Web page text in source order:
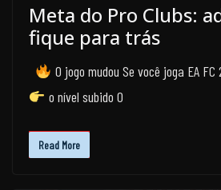
Meta do Pro Clubs:
fique para trás
O jogo mudou Se você joga EA
o nível subido O
Read More